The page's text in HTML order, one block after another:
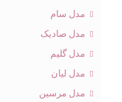
مدل سام
مدل صادیک
مدل گلیم
مدل لیان
مدل مرسین